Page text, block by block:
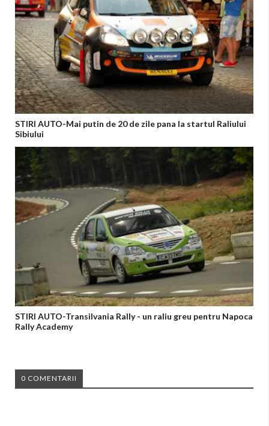
STIRI AUTO-Mai putin de 20 de zile pana la startul Raliului
Sibiului
STIRI AUTO-Transilvania Rally - un raliu greu pentru Napoca
Rally Academy
0 COMENTARII